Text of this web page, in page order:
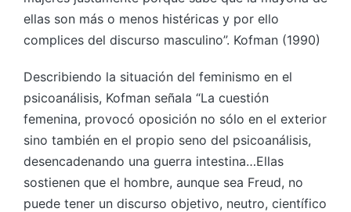
ellas son más o menos histéricas y por ello
complices del discurso masculino”. Kofman (1990)
Describiendo la situación del feminismo en el
psicoanálisis, Kofman señala “La cuestión
femenina, provocó oposición no sólo en el exterior
sino también en el propio seno del psicoanálisis,
desencadenando una guerra intestina…Ellas
sostienen que el hombre, aunque sea Freud, no
puede tener un discurso objetivo, neutro, científico